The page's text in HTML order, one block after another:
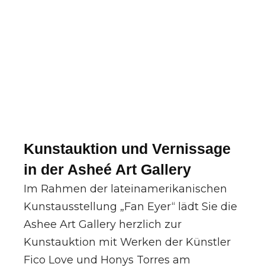
Kunstauktion und Vernissage
in der Asheé Art Gallery
Im Rahmen der lateinamerikanischen
Kunstausstellung „Fan Eyer“ lädt Sie die
Ashee Art Gallery herzlich zur
Kunstauktion mit Werken der Künstler
Fico Love und Honys Torres am